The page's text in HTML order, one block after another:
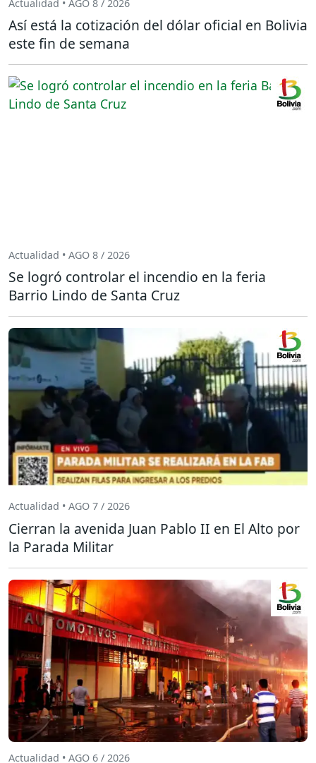
Actualidad • AGO 8 / 2026
Así está la cotización del dólar oficial en Bolivia
este fin de semana
Actualidad • AGO 8 / 2026
Se logró controlar el incendio en la feria
Barrio Lindo de Santa Cruz
Actualidad • AGO 7 / 2026
Cierran la avenida Juan Pablo II en El Alto por
la Parada Militar
Actualidad • AGO 6 / 2026